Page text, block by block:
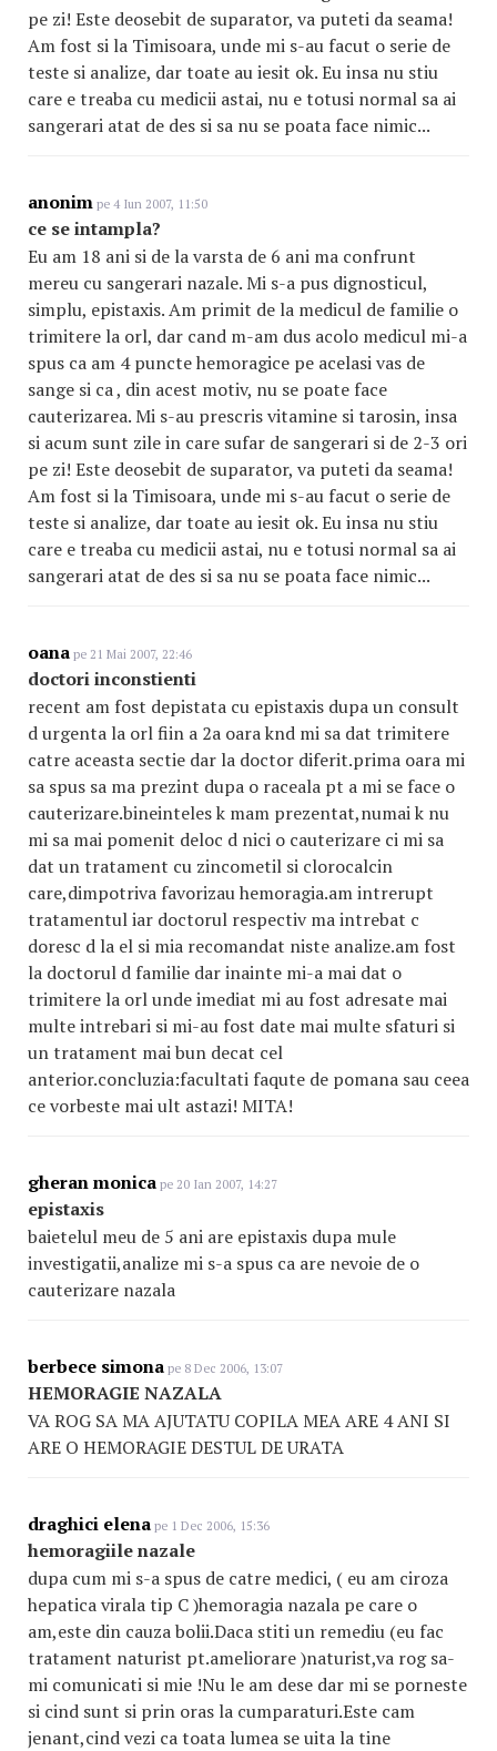
pe zi! Este deosebit de suparator, va puteti da seama!
Am fost si la Timisoara, unde mi s-au facut o serie de
teste si analize, dar toate au iesit ok. Eu insa nu stiu
care e treaba cu medicii astai, nu e totusi normal sa ai
sangerari atat de des si sa nu se poata face nimic...
anonim pe 4 Iun 2007, 11:50
ce se intampla?
Eu am 18 ani si de la varsta de 6 ani ma confrunt
mereu cu sangerari nazale. Mi s-a pus dignosticul,
simplu, epistaxis. Am primit de la medicul de familie o
trimitere la orl, dar cand m-am dus acolo medicul mi-a
spus ca am 4 puncte hemoragice pe acelasi vas de
sange si ca , din acest motiv, nu se poate face
cauterizarea. Mi s-au prescris vitamine si tarosin, insa
si acum sunt zile in care sufar de sangerari si de 2-3 ori
pe zi! Este deosebit de suparator, va puteti da seama!
Am fost si la Timisoara, unde mi s-au facut o serie de
teste si analize, dar toate au iesit ok. Eu insa nu stiu
care e treaba cu medicii astai, nu e totusi normal sa ai
sangerari atat de des si sa nu se poata face nimic...
oana pe 21 Mai 2007, 22:46
doctori inconstienti
recent am fost depistata cu epistaxis dupa un consult
d urgenta la orl fiin a 2a oara knd mi sa dat trimitere
catre aceasta sectie dar la doctor diferit.prima oara mi
sa spus sa ma prezint dupa o raceala pt a mi se face o
cauterizare.bineinteles k mam prezentat,numai k nu
mi sa mai pomenit deloc d nici o cauterizare ci mi sa
dat un tratament cu zincometil si clorocalcin
care,dimpotriva favorizau hemoragia.am intrerupt
tratamentul iar doctorul respectiv ma intrebat c
doresc d la el si mia recomandat niste analize.am fost
la doctorul d familie dar inainte mi-a mai dat o
trimitere la orl unde imediat mi au fost adresate mai
multe intrebari si mi-au fost date mai multe sfaturi si
un tratament mai bun decat cel
anterior.concluzia:facultati faqute de pomana sau ceea
ce vorbeste mai ult astazi! MITA!
gheran monica pe 20 Ian 2007, 14:27
epistaxis
baietelul meu de 5 ani are epistaxis dupa mule
investigatii,analize mi s-a spus ca are nevoie de o
cauterizare nazala
berbece simona pe 8 Dec 2006, 13:07
HEMORAGIE NAZALA
VA ROG SA MA AJUTATU COPILA MEA ARE 4 ANI SI
ARE O HEMORAGIE DESTUL DE URATA
draghici elena pe 1 Dec 2006, 15:36
hemoragiile nazale
dupa cum mi s-a spus de catre medici, ( eu am ciroza
hepatica virala tip C )hemoragia nazala pe care o
am,este din cauza bolii.Daca stiti un remediu (eu fac
tratament naturist pt.ameliorare )naturist,va rog sa-
mi comunicati si mie !Nu le am dese dar mi se porneste
si cind sunt si prin oras la cumparaturi.Este cam
jenant,cind vezi ca toata lumea se uita la tine